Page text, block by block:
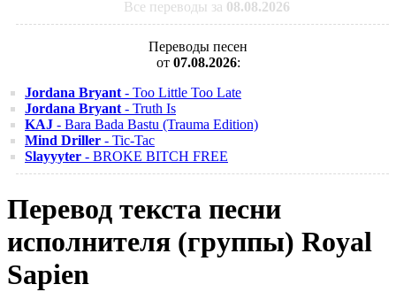
Все переводы за 08.08.2026
Переводы песен
от 07.08.2026:
Jordana Bryant - Too Little Too Late
Jordana Bryant - Truth Is
KAJ - Bara Bada Bastu (Trauma Edition)
Mind Driller - Tic-Tac
Slayyyter - BROKE BITCH FREE
Перевод текста песни
исполнителя (группы) Royal
Sapien